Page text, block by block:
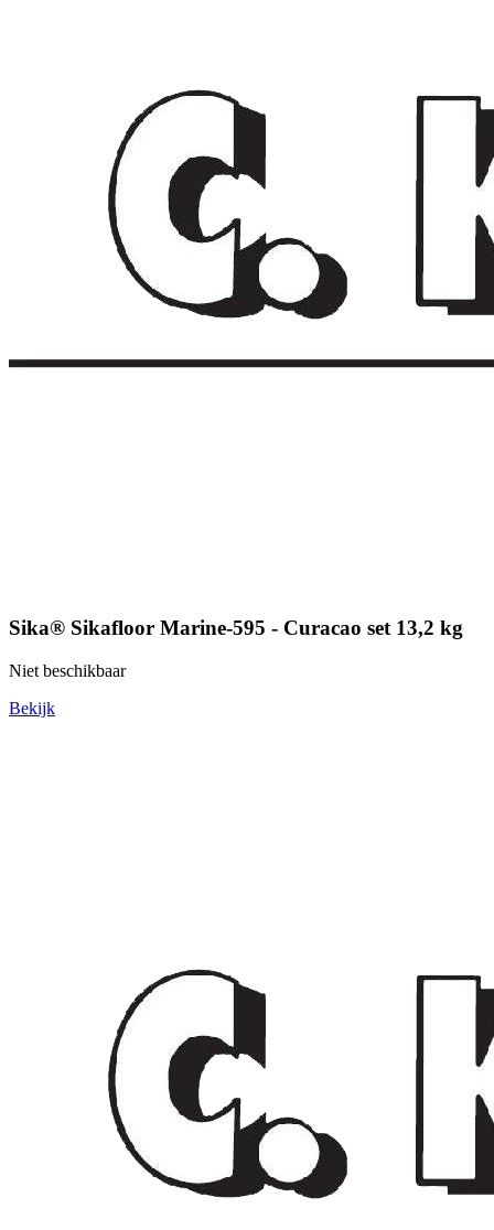
Sika® Sikafloor Marine-595 - Curacao set 13,2 kg
Niet beschikbaar
Bekijk